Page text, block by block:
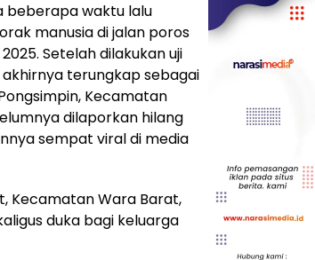
beberapa waktu lalu
manusia di jalan poros
Setelah dilakukan uji
terungkap sebagai
Kecamatan
dilaporkan hilang
sempat viral di media
Kecamatan Wara Barat,
duka bagi keluarga